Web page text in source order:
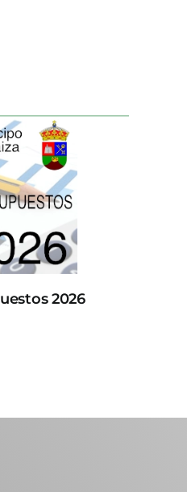
2026